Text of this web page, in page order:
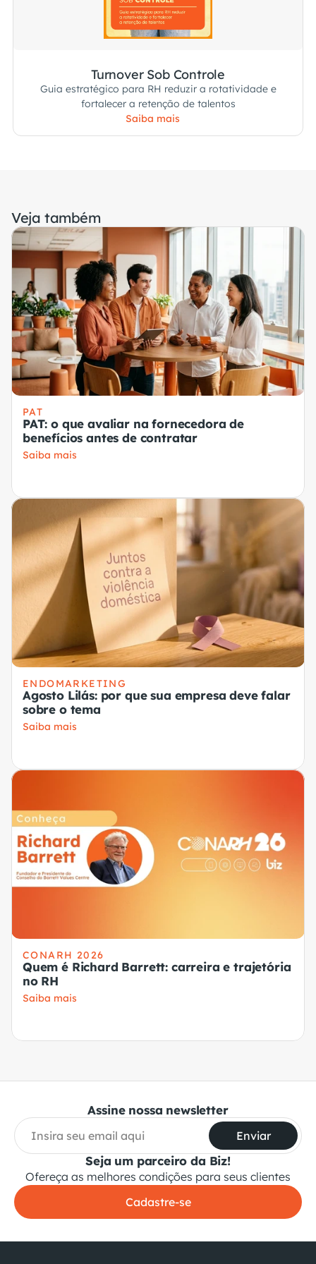
Turnover Sob Controle
Guia estratégico para RH reduzir a rotatividade e
fortalecer a retenção de talentos
Saiba mais
Veja também
PAT
PAT: o que avaliar na fornecedora de
benefícios antes de contratar
Saiba mais
ENDOMARKETING
Agosto Lilás: por que sua empresa deve falar
sobre o tema
Saiba mais
CONARH 2026
Quem é Richard Barrett: carreira e trajetória
no RH
Saiba mais
Assine nossa newsletter
Enviar
Seja um parceiro da Biz!
Ofereça as melhores condições para seus clientes
Cadastre-se